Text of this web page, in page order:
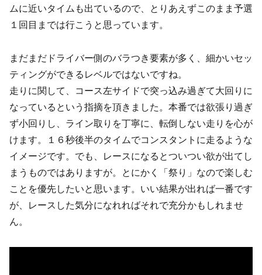
ムに近いタイムも出ているので、とりあえずこのまま予選
１回目までは行こうと思っています。
まだまだドライバー側のバラつき要素が多く、細かいセッ
ティングができるレベルではないですね。
走りに関して、コース左サイドで突っ込み過ぎて大回りに
なっているという指摘を頂きました。本番では欲張り過ぎ
ず小回りし、ライン取りを丁寧に、転倒しない走りを心が
けます。１６秒後半のタイムでコンスタントに走るような
イメージです。でも、レースになるとついつい欲が出てし
まうものではありますが。とにかく「祭り」なので楽しむ
ことを優先したいと思います。いい結果が出れば一番です
が、レースした気分になれればそれで充分かもしれませ
ん。